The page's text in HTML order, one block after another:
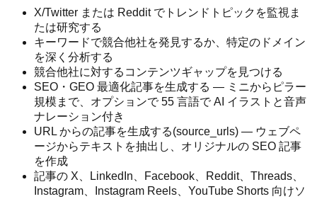
X/Twitter または Reddit でトレンドトピックを監視ま
たは研究する
キーワードで競合他社を発見するか、特定のドメイン
を深く分析する
競合他社に対するコンテンツギャップを見つける
SEO・GEO 最適化記事を生成する — ミニからピラー
規模まで、オプションで 55 言語で AI イラストと音声
ナレーション付き
URL からの記事を生成する(source_urls) — ウェブペ
ージからテキストを抽出し、オリジナルの SEO 記事
を作成
記事の X、LinkedIn、Facebook、Reddit、Threads、
Instagram、Instagram Reels、YouTube Shorts 向けソ